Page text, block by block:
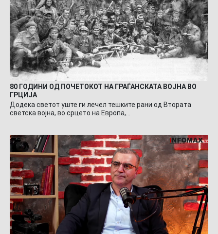
80 ГОДИНИ ОД ПОЧЕТОКОТ НА ГРАЃАНСКАТА ВОЈНА ВО
ГРЦИЈА
Додека светот уште ги лечел тешките рани од Втората
светска војна, во срцето на Европа,…